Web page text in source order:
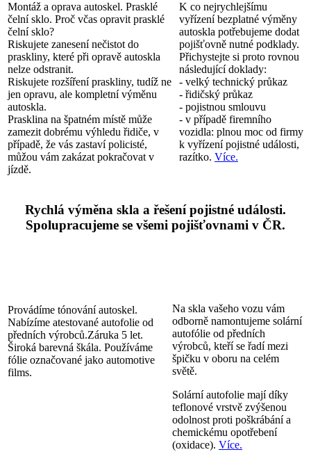
Montáž a oprava autoskel. Prasklé
čelní sklo. Proč včas opravit prasklé
čelní sklo?
Riskujete zanesení nečistot do
praskliny, které při opravě autoskla
nelze odstranit.
Riskujete rozšíření praskliny, tudíž ne
jen opravu, ale kompletní výměnu
autoskla.
Prasklina na špatném místě může
zamezit dobrému výhledu řidiče, v
případě, že vás zastaví policisté,
můžou vám zakázat pokračovat v
jízdě.
K co nejrychlejšímu
vyřízení bezplatné výměny
autoskla potřebujeme dodat
pojišťovně nutné podklady.
Přichystejte si proto rovnou
následující doklady:
- velký technický průkaz
- řidičský průkaz
- pojistnou smlouvu
- v případě firemního
vozidla: plnou moc od firmy
k vyřízení pojistné události,
razítko. Více.
Rychlá výměna skla a řešení pojistné události.
Spolupracujeme se všemi pojišťovnami v ČR.
Provádíme tónování autoskel.
Nabízíme atestované autofolie od
předních výrobců.Záruka 5 let.
Široká barevná škála. Používáme
fólie označované jako automotive
films.
Na skla vašeho vozu vám
odborně namontujeme solární
autofólie od předních
výrobců, kteří se řadí mezi
špičku v oboru na celém
světě.
Solární autofolie mají díky
teflonové vrstvě zvýšenou
odolnost proti poškrábání a
chemickému opotřebení
(oxidace). Více.